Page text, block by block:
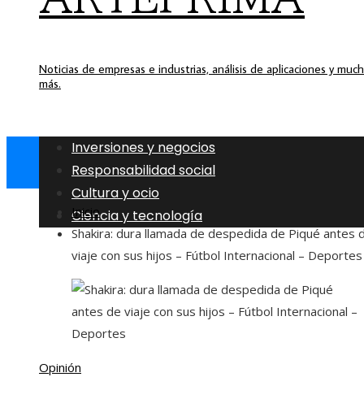
Noticias de empresas e industrias, análisis de aplicaciones y
más.
Inversiones y negocios
Responsabilidad social
Cultura y ocio
Ciencia y tecnología
Inicio
Shakira: dura llamada de despedida de Piqué antes
viaje con sus hijos – Fútbol Internacional – Deportes
Opinión